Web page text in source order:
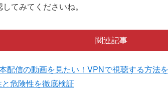
てみてくださいね。
関連記事
配信の動画を見たい！VPNで視聴する方法
危険性を徹底検証